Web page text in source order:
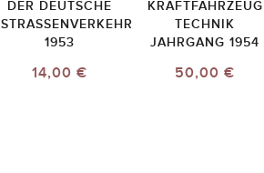
DER DEUTSCHE
STRASSENVERKEHR
1953
14,00 €
KRAFTFAHRZEUG
TECHNIK
JAHRGANG 1954
50,00 €